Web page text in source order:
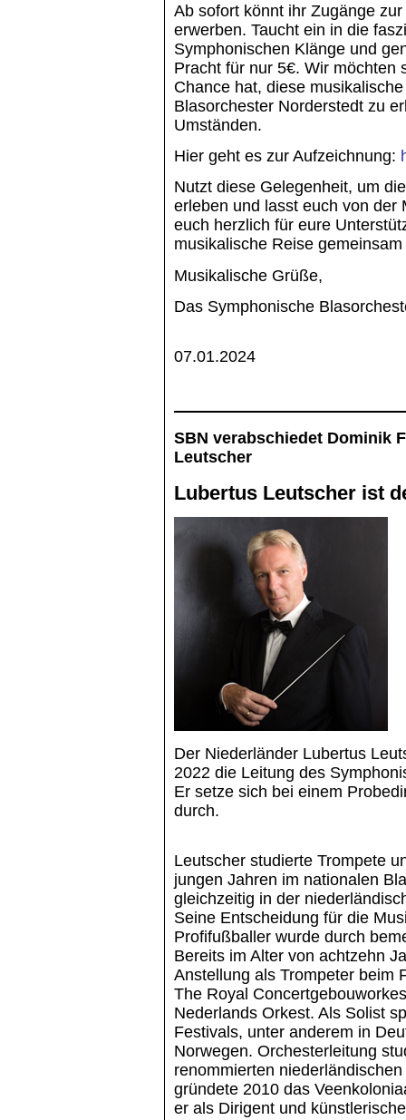
Ab sofort könnt ihr Zugänge
erwerben. Taucht ein in die
Symphonischen Klänge und
Pracht für nur 5€. Wir möchten
Chance hat, diese
Blasorchester Norderstedt zu
Umständen.
Hier geht es zur Aufzeichnung:
Nutzt diese Gelegenheit, um
erleben und lasst euch von der
euch herzlich für eure
musikalische Reise
Musikalische Grüße,
Das Symphonische
07.01.2024
SBN verabschiedet Dominik
Leutscher
Lubertus Leutscher ist
Der Niederländer Lubertus
2022 die Leitung des
Er setze sich bei einem
durch.
Leutscher studierte Trompete
jungen Jahren im nationalen
gleichzeitig in der
Seine Entscheidung für die
Profifußballer wurde durch
Bereits im Alter von achtzehn
Anstellung als Trompeter beim
The Royal
Nederlands Orkest. Als Solist
Festivals, unter anderem in
Norwegen. Orchesterleitung
renommierten
gründete 2010 das
er als Dirigent und